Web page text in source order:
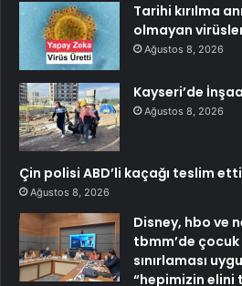
Tarihi kırılma
olmayan
Ağustos 8, 2026
Kayseri’de
Ağustos 8, 2026
Çin polisi ABD’li kaçağı teslim etti
Ağustos 8, 2026
Disney, hbo ve
tbmm’de çocuk
sınırlaması
“hepimizin elini